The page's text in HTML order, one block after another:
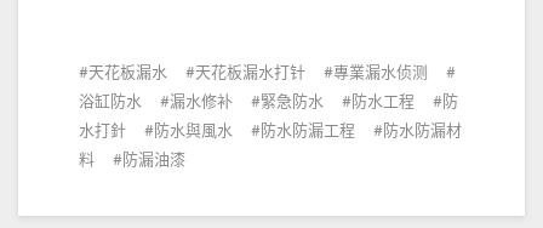
天花板漏水 天花板漏水打针
專業漏水侦测
浴缸防水
漏水修补 緊急防水 防水工程
防
水打針
防水與風水 防水防漏工程
防水防漏材
料
防漏油漆